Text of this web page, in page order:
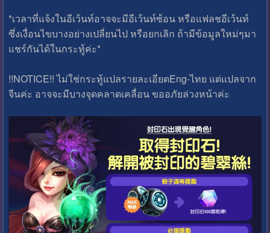
*เวลาที่แจ้งในอีเว้นท์อาจจะมีอีเว้นท์ซ้อน หรือแฟลชอีเว้นท์
ซึ่งเงื่อนไขบางอย่างเปลี่ยนไป หรือยกเลิก ถ้ามีข้อมูลใหม่ๆมา
แชร์กันได้ในกระทู้ค่ะ*
!!NOTICE!! ไม่ใช่กระทู้แปลรายละเอียดEng-ไทย แต่แปลจาก
จีนค่ะ อาจจะมีบางจุดคลาดเคลื่อน ขออภัยล่วงหน้าค่ะ